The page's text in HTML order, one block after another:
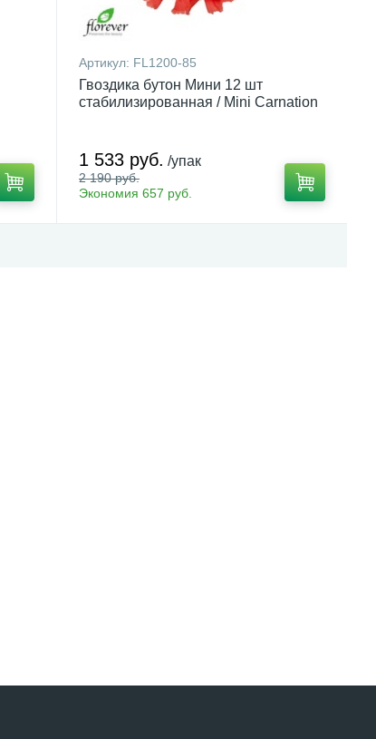
Артикул: FL1200-85
Гвоздика бутон Мини 12 шт
стабилизированная / Mini Carnation
1 533 руб. /упак
2 190 руб.
Экономия 657 руб.